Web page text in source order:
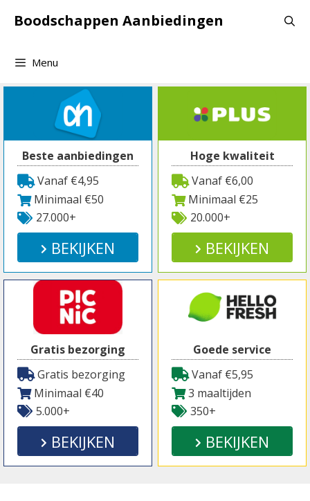
naarBoodschappen Aanbiedingen
Menu
Beste aanbiedingen
Vanaf €4,95
Minimaal €50
27.000+
BEKIJKEN
Hoge kwaliteit
Vanaf €6,00
Minimaal €25
20.000+
BEKIJKEN
Gratis bezorging
Gratis bezorging
Minimaal €40
5.000+
BEKIJKEN
Goede service
Vanaf €5,95
3 maaltijden
350+
BEKIJKEN